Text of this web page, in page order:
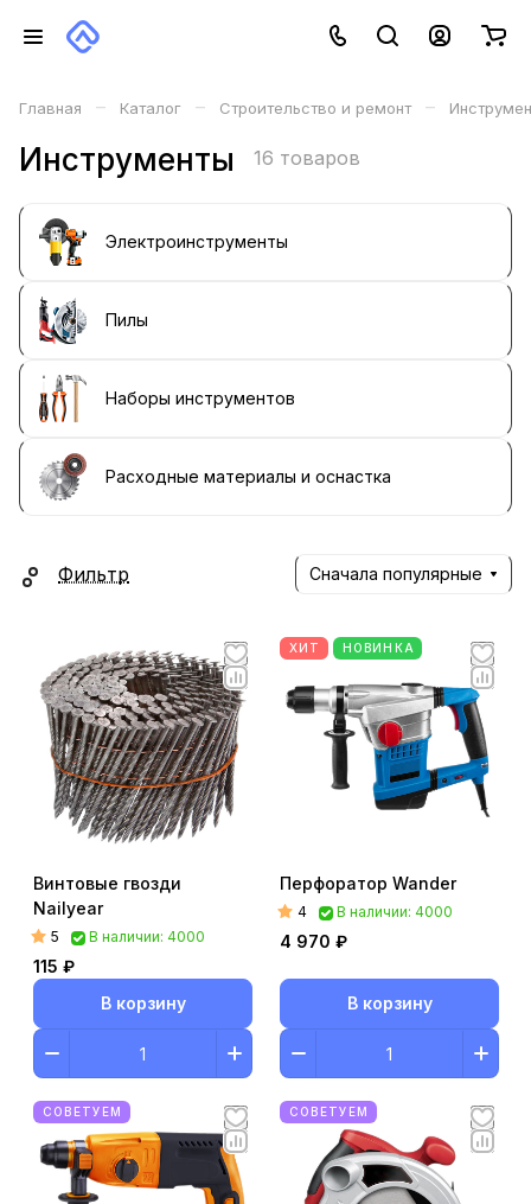
Главная – Каталог – Строительство и ремонт –
Инструменты 16 товаров
Электроинструменты
Пилы
Наборы инструментов
Расходные материалы и оснастка
Фильтр Сначала популярные
Винтовые гвозди
Nailyear
5 В наличии: 4000
115 ₽
В корзину
ХИТ НОВИНКА
Перфоратор Wander
4 В наличии: 4000
4 970 ₽
В корзину
СОВЕТУЕМ СОВЕТУЕМ